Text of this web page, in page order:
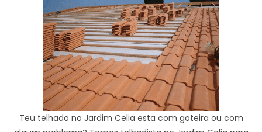
Teu telhado no Jardim Celia esta com goteira ou com